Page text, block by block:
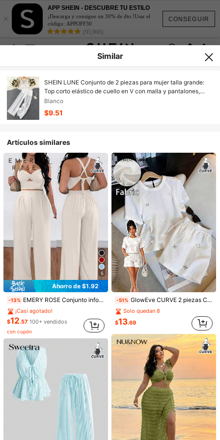
CONSEGUIR
×
APP SHEIN - DESCUBRE TU ESTILO
¡Descarga y consigue un 30% de dto.!Usar el
código: APPOFF30
(95,960)
1/6
9.51 -51%
Paga ahora, o en 4 pagos de $2.37
SHEIN LUNE Conjunto de 2 piezas para mujer talla grande: To
p corto elástico de cuello en V con malla y pantalones, es
tilo elegante y casual, adecuado para primavera y verano
Similar
SHEIN LUNE Conjunto de 2 piezas para mujer talla grande:
Top corto elástico de cuello en V con malla y pantalones,
estilo elegante y casual, adecuado para primavera y verano
Blanco
$9.51
Artículos similares
5
Ahorro de $1.92
-13% EMERY ROSE Conjunto informal y sexy de 2 piezas con pantalón ancho de pierna suelta, tirantes con lazo y espalda retorcida, para vacaciones, talla grande
¡Casi agotado!
$12.57 100+ vendidos
con cupón
-51% GlowEve CURVE 2 piezas Conjunto de top de manga corta con cuello redondo y pantalones cortos sueltos casuales con aplicaciones de rhinestones para mujer de talla grande, adecuado para el verano, el trabajo y las vacaciones
Solo quedan 8
$13.69